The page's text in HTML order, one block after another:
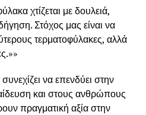
χτίζεται με δουλειά,
Στόχος μας είναι να
τερματοφύλακες, αλλά
να επενδύει στην
και στους ανθρώπους
πραγματική αξία στην